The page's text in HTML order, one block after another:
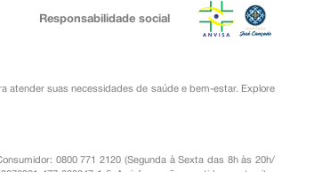
Responsabilidade social
atender suas necessidades de saúde e bem-estar. Explore
0800 771 2120 (Segunda à Sexta das 8h às 20h/